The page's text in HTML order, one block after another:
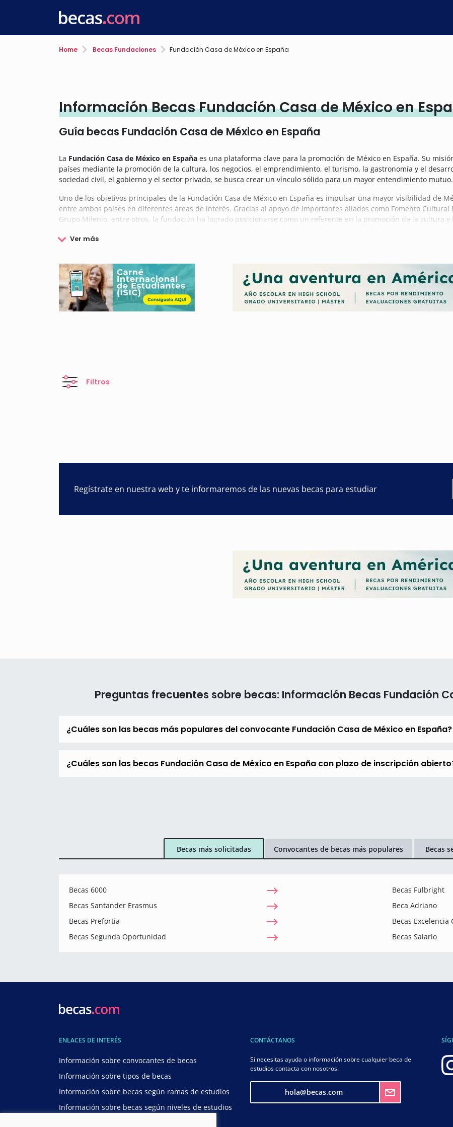
Home Becas Fundaciones Fundación Casa de México en España
Información Becas Fundación Casa de México en
Guía becas Fundación Casa de México en España
La Fundación Casa de México en España es una plataforma clave para la promoción de México en España. Su
países mediante la promoción de la cultura, los negocios, el emprendimiento, el turismo, la gastronomía y el
sociedad civil, el gobierno y el sector privado, se busca crear un vínculo sólido para un mayor entendimiento mutuo.
Uno de los objetivos principales de la Fundación Casa de México en España es impulsar una mayor visibilidad de
entre ambos países en diferentes áreas de interés. Gracias al apoyo de importantes aliados como Fomento Cultural
Grupo Milenio, entre otros, la fundación ha logrado posicionarse como un referente en la promoción de la cultura y
intercambio de experiencias entre algunos de los talentos más destacados de México en España. Así, se promueve
SI quieres consultar las becas de la Fundación Casa de México en España lo puedes hacer en nuestra web.
Filtros
Regístrate en nuestra web y te informaremos de las nuevas becas para estudiar
Preguntas frecuentes sobre becas: Información Becas Fundación
¿Cuáles son las becas más populares del convocante Fundación Casa de México en España?
¿Cuáles son las becas Fundación Casa de México en España con plazo de inscripción
Becas más solicitadas Convocantes de becas más populares Becas
Becas 6000
Becas Fulbright
Becas Santander Erasmus
Beca Adriano
Becas Prefortia
Becas
Becas Segunda Oportunidad
Becas Salario
ENLACES DE INTERÉS
Información sobre convocantes de becas
Información sobre tipos de becas
Información sobre becas según ramas de estudios
Información sobre becas según niveles de estudios
CONTÁCTANOS
Si necesitas ayuda o información sobre cualquier beca de
estudios contacta con nosotros.
hola@becas.com